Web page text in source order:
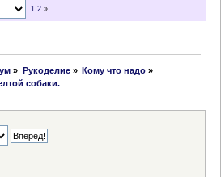
1 2»
» Рукоделие» Кому что надо »
собаки.